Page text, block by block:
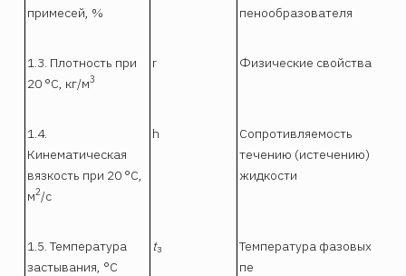
примесей, %
пенообразователя
1.3. Плотность при
20 °С, кг/м3
r Физические свойства
1.4.
Кинематическая
вязкость при 20 °С,
м2/с
h
Сопротивляемость
течению (истечению)
жидкости
1.5. Температура
застывания, °С
tз
Температура фазовых
пе